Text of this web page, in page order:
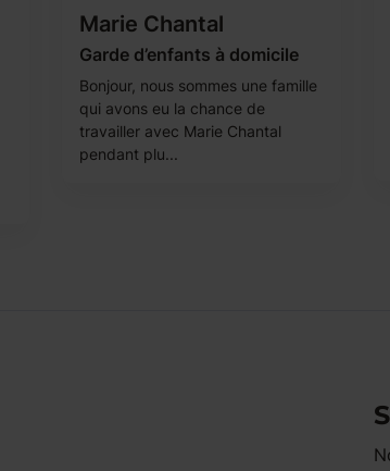
Marie Chantal
Garde d’enfants à domicile
Bonjour, nous sommes une famille
qui avons eu la chance de
travailler avec Marie Chantal
pendant plu...